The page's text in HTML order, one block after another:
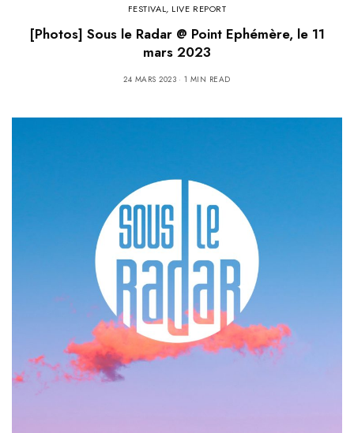
FESTIVAL, LIVE REPORT
[Photos] Sous le Radar @ Point Ephémère, le 11
mars 2023
24 MARS 2023 1 MIN READ